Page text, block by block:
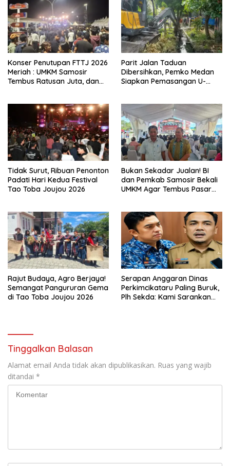
Konser Penutupan FTTJ 2026
Meriah : UMKM Samosir
Tembus Ratusan Juta, dan
Parit Jalan Taduan
Dibersihkan, Pemko Medan
Siapkan Pemasangan U-
Tidak Surut, Ribuan Penonton
Padati Hari Kedua Festival
Tao Toba Joujou 2026
Bukan Sekadar Jualan! BI
dan Pemkab Samosir Bekali
UMKM Agar Tembus Pasar
Rajut Budaya, Agro Berjaya!
Semangat Pangururan Gema
di Tao Toba Joujou 2026
Serapan Anggaran Dinas
Perkimcikataru Paling Buruk,
Plh Sekda: Kami Sarankan
Tinggalkan Balasan
Alamat email Anda tidak akan dipublikasikan. Ruas yang wajib
ditandai *